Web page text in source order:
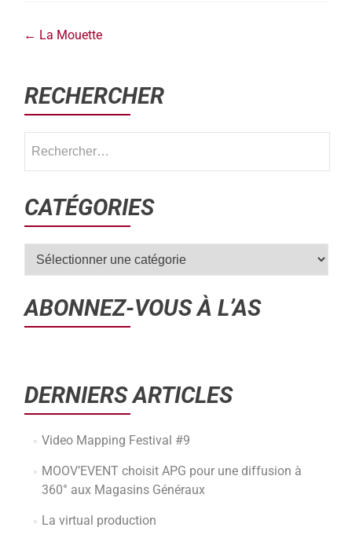
← La Mouette
RECHERCHER
CATÉGORIES
ABONNEZ-VOUS À L’AS
DERNIERS ARTICLES
Video Mapping Festival #9
MOOV’EVENT choisit APG pour une diffusion à
360° aux Magasins Généraux
La virtual production